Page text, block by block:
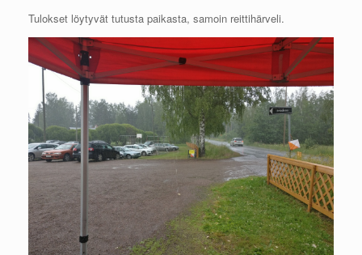
Tulokset löytyvät tutusta paikasta, samoin reittihärveli.